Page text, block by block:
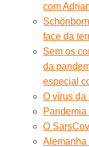
com
face da
Sem os
da
especial
O vírus da
O
Alemanha